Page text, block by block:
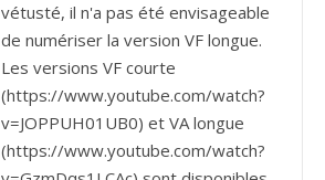
vétusté, il n'a pas été envisageable
de numériser la version VF longue.
Les versions VF courte
(https://www.youtube.com/watch?
v=JOPPUH01UB0) et VA longue
(https://www.youtube.com/watch?